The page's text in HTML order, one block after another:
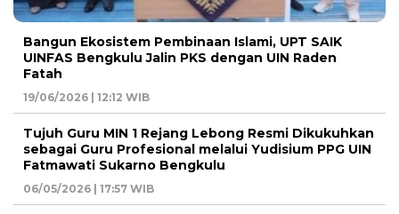
Bangun Ekosistem Pembinaan Islami, UPT SAIK
UINFAS Bengkulu Jalin PKS dengan UIN Raden
Fatah
19/06/2026 | 12:12 WIB
Tujuh Guru MIN 1 Rejang Lebong Resmi Dikukuhkan
sebagai Guru Profesional melalui Yudisium PPG UIN
Fatmawati Sukarno Bengkulu
06/05/2026 | 17:57 WIB